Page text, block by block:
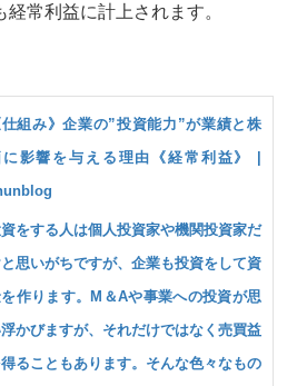
常利益に計上されます。
仕組み》企業の”投資能力”が業績と株
に影響を与える理由《経常利益》 |
をする人は個人投資家や機関投資家だ
思いがちですが、企業も投資をして資
作ります。M＆Aや事業への投資が思
かびますが、それだけではなく売買益
ることもあります。そんな色々なもの